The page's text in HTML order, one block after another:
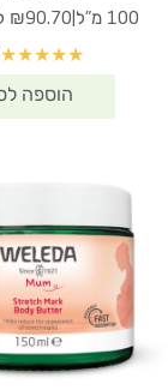
100 מ"ל ₪90.70 ל- 100 מ"ל
★
★
★
★
★